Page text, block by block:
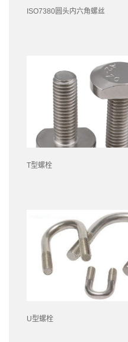
ISO7380圆头内六角螺丝
T型螺栓
U型螺栓